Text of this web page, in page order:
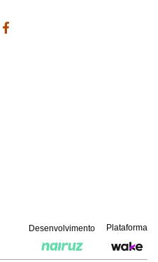
Desenvolvimento Plataforma